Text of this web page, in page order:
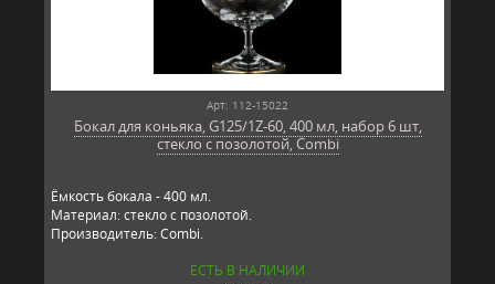
Арт: 112-15022
Бокал для коньяка, G125/1Z-60, 400 мл, набор 6 шт,
стекло с позолотой, Combi
Ёмкость бокала - 400 мл.
Материал: стекло с позолотой.
Производитель: Combi.
ЕСТЬ В НАЛИЧИИ